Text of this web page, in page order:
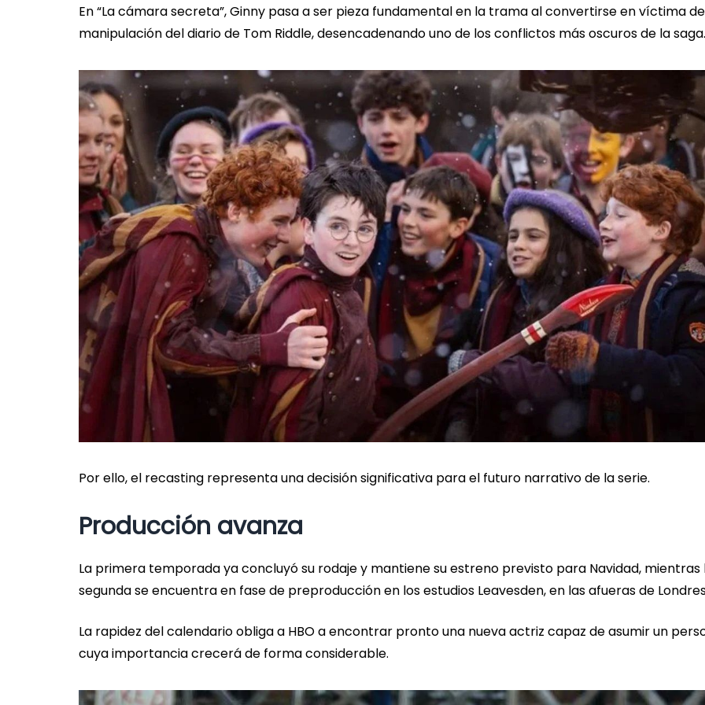
En “La cámara secreta”, Ginny pasa a ser pieza fundamental en la trama al convertirse en víctima
manipulación del diario de Tom Riddle, desencadenando uno de los conflictos más oscuros de la saga.
Por ello, el recasting representa una decisión significativa para el futuro narrativo de la serie.
Producción avanza
La primera temporada ya concluyó su rodaje y mantiene su estreno previsto para Navidad, mientras
segunda se encuentra en fase de preproducción en los estudios Leavesden, en las afueras de
La rapidez del calendario obliga a HBO a encontrar pronto una nueva actriz capaz de asumir un
cuya importancia crecerá de forma considerable.